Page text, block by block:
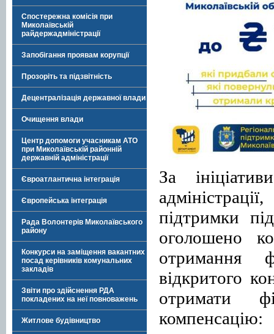
Спостережна комісія при
Миколаївській
райдержадміністрації
Запобігання проявам корупції
Прозоріть та підзвітність
Децентралізація державної влади
Очищення влади
Центр допомоги учасникам АТО
при Миколаївській районній
державній адміністрації
Євроатлантична інтеграція
Європейська інтеграція
Рада Волонтерів Миколаївського
району
Конкурси на заміщення вакантних
посад керівників комунальних
закладів
Звіти про здійснення РДА
покладених на неї повноважень
Житлове будівництво
За
підтримки
оголошено
отримання
відкритого
отримати
компенсацію: